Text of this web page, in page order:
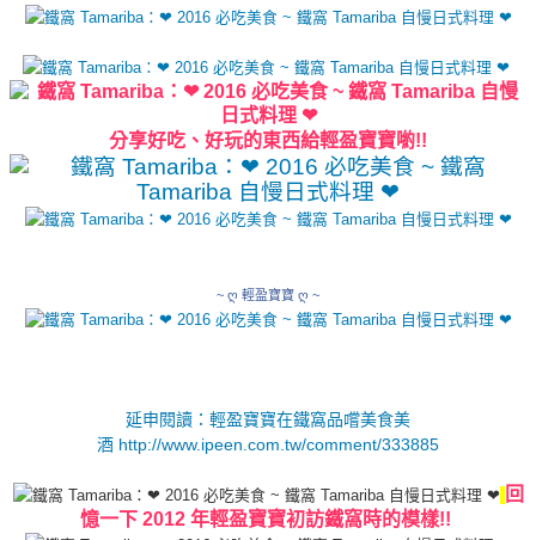
分享好吃、好玩的東西給輕盈寶寶喲!!
~ ღ 輕盈寶寶 ღ ~
延申閱讀：輕盈寶寶在鐵窩品嚐美食美
酒 http://www.ipeen.com.tw/comment/333885
回
憶一下 2012 年輕盈寶寶初訪鐵窩時的模樣!!